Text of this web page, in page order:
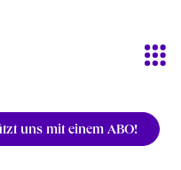
uns mit einem ABO!